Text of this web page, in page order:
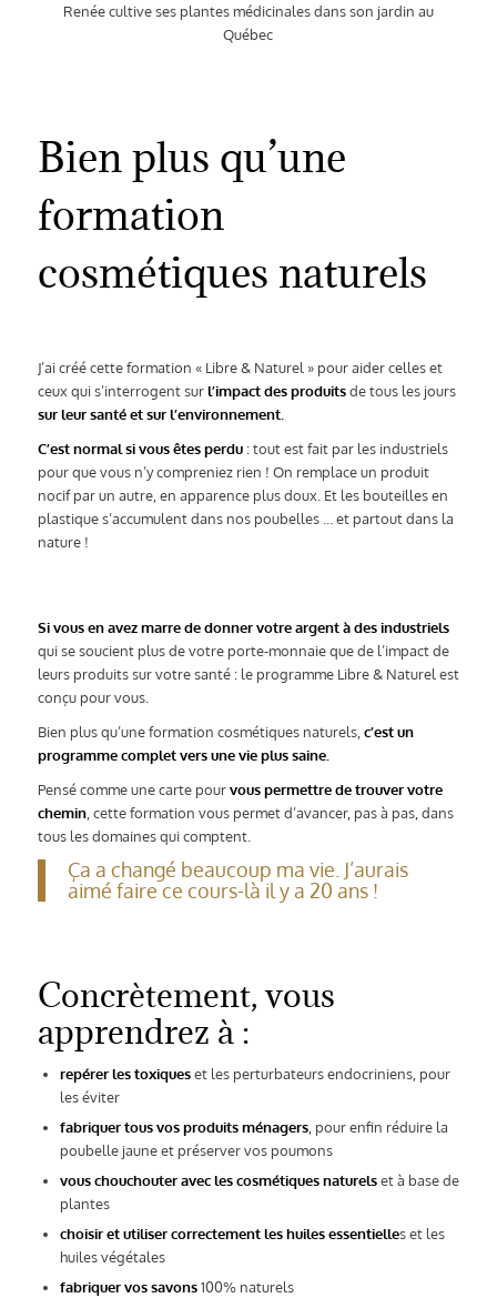
Renée cultive ses plantes médicinales dans son jardin au
Québec
Bien plus qu’une
formation
cosmétiques naturels
J’ai créé cette formation « Libre & Naturel » pour aider celles et
ceux qui s’interrogent surl’impact des produitsde tous les jours
sur leur santé et sur l’environnement.
C’est normal si vous êtes perdu : tout est fait par les industriels
pour que vous n’y compreniez rien ! On remplace un produit
nocif par un autre, en apparence plus doux. Et les bouteilles en
plastique s’accumulent dans nos poubelles … et partout dans la
nature !
Si vous en avez marre de donner votre argent à des industriels
qui se soucient plus de votre porte-monnaie que de l’impact de
leurs produits sur votre santé : le programme Libre & Naturel est
conçu pour vous.
Bien plus qu’une formation cosmétiques naturels, c’est un
programme complet vers une vie plus saine.
Pensé comme une carte pourvous permettre de trouver votre
chemin, cette formation vous permet d’avancer, pas à pas, dans
tous les domaines qui comptent.
Ça a changé beaucoup ma vie. J’aurais
aimé faire ce cours-là il y a 20 ans !
Concrètement, vous
apprendrez à :
repérer les toxiqueset les perturbateurs endocriniens, pour
les éviter
fabriquer tous vos produits ménagers, pour enfin réduire la
poubelle jaune et préserver vos poumons
vous chouchouter avec les cosmétiques naturelset à base de
plantes
choisir et utiliser correctement les huiles essentielles et les
huiles végétales
fabriquer vos savons100% naturels